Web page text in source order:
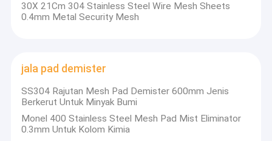
Tembaga Rajutan Mesh
jala pad demister
Aluminium Foil Mesh
Aluminium Filter Mesh
30X 21Cm 304 Stainless Steel Wire Mesh Sheets
0.4mm Metal Security Mesh
jala pad demister
SS304 Rajutan Mesh Pad Demister 600mm Jenis
Berkerut Untuk Minyak Bumi
Monel 400 Stainless Steel Mesh Pad Mist Eliminator
0.3mm Untuk Kolom Kimia